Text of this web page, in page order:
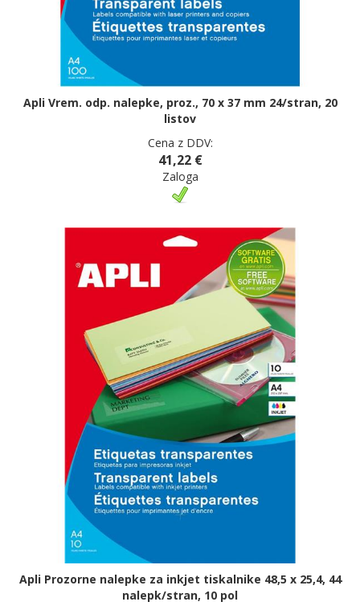
Apli Vrem. odp. nalepke, proz., 70 x 37 mm 24/stran, 20
listov
Cena z DDV:
41,22 €
Zaloga
Apli Prozorne nalepke za inkjet tiskalnike 48,5 x 25,4, 44
nalepk/stran, 10 pol